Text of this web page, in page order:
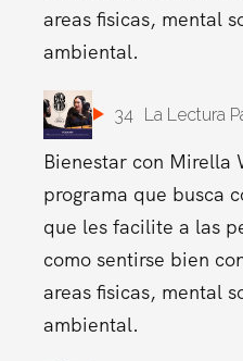
areas fisicas, mental
ambiental.
34 La Lectura
Bienestar con Mirella
programa que busca
que les facilite a las
como sentirse bien
areas fisicas, mental
ambiental.